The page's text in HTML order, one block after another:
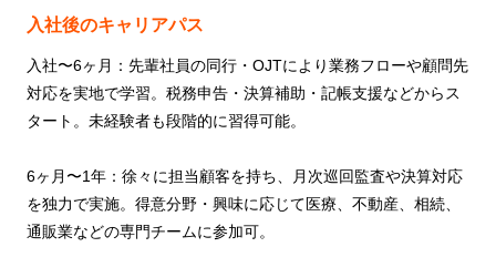
入社後のキャリアパス
入社〜6ヶ月：先輩社員の同行・OJTにより業務フローや顧問先
対応を実地で学習。税務申告・決算補助・記帳支援などからス
タート。未経験者も段階的に習得可能。
6ヶ月〜1年：徐々に担当顧客を持ち、月次巡回監査や決算対応
を独力で実施。得意分野・興味に応じて医療、不動産、相続、
通販業などの専門チームに参加可。